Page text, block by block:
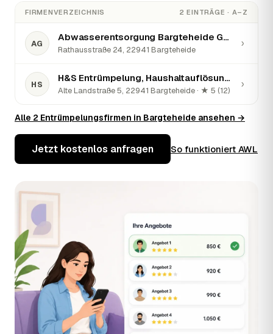
FIRMENVERZEICHNIS 2 EINTRÄGE · A–Z
AG
Abwasserentsorgung Bargteheide GmbH
Rathausstraße 24, 22941 Bargteheide
›
HS
H&S Entrümpelung, Haushaltauflösung & Sperrmüllentsorgung
Alte Landstraße 5, 22941 Bargteheide · ★ 5 (12)
›
Alle 2 Entrümpelungsfirmen in Bargteheide ansehen →
Jetzt kostenlos anfragen So funktioniert AWL